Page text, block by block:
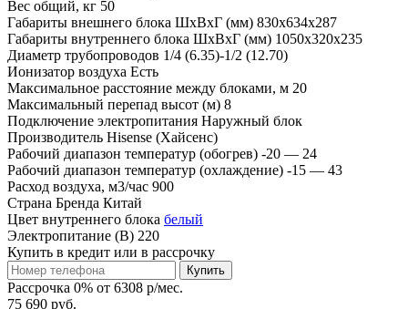
Вес общий, кг 50
Габариты внешнего блока ШхВхГ (мм) 830x634x287
Габариты внутреннего блока ШхВхГ (мм) 1050x320x235
Диаметр трубопроводов 1/4 (6.35)-1/2 (12.70)
Ионизатор воздуха Есть
Максимальное расстояние между блоками, м 20
Максимальный перепад высот (м) 8
Подключение электропитания Наружный блок
Производитель Hisense (Хайсенс)
Рабочий диапазон температур (обогрев) -20 — 24
Рабочий диапазон температур (охлаждение) -15 — 43
Расход воздуха, м3/час 900
Страна Бренда Китай
Цвет внутреннего блока белый
Электропитание (В) 220
Купить в кредит или в рассрочку
Купить
Рассрочка 0% от 6308 р/мес.
75 690 руб.